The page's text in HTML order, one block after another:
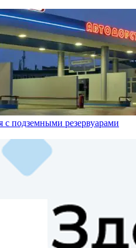
с подземными резервуарами